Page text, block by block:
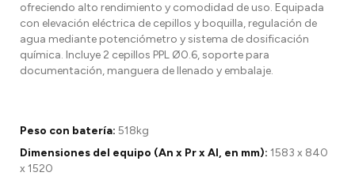
ofreciendo alto rendimiento y comodidad de uso. Equipada
con elevación eléctrica de cepillos y boquilla, regulación de
agua mediante potenciómetro y sistema de dosificación
química. Incluye 2 cepillos PPL Ø0.6, soporte para
documentación, manguera de llenado y embalaje.
Peso con batería: 518kg
Dimensiones del equipo (An x Pr x Al, en mm): 1583 x 840
x 1520